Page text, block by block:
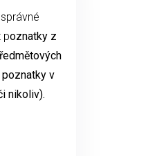
poznatky z
v
nikoliv).